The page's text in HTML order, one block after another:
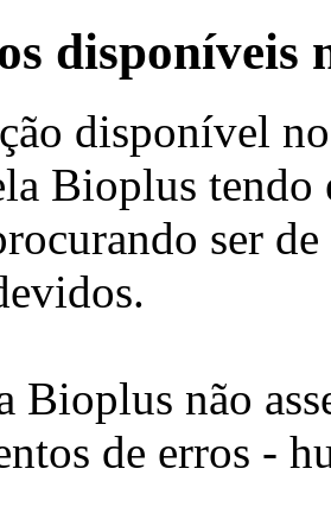
disponíveis
disponível
Bioplus tendo
ser
Bioplus não
de erros -